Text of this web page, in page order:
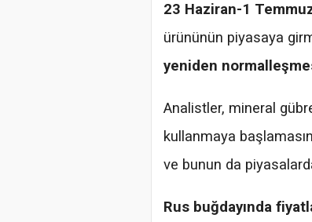
23 Haziran-1
ürününün piyasaya
yeniden
Analistler, mineral
kullanmaya
ve bunun da
Rus buğdayında